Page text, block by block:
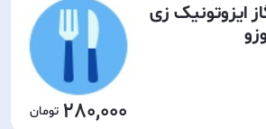
ایزوتونیک زی
280,000